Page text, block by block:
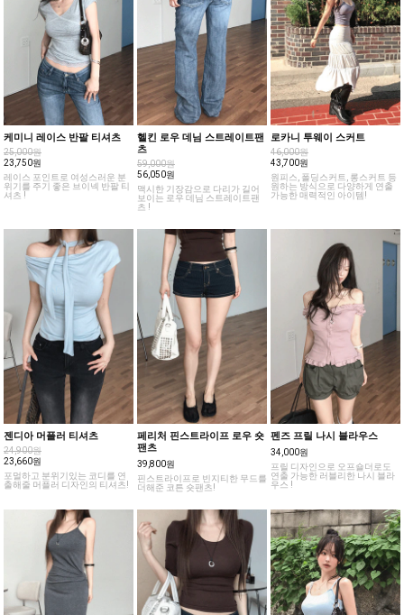
케미니 레이스 반팔 티셔츠
25,000원
23,750원
레이스 포인트로 여성스러운 분
위기를 주기 좋은 브이넥 반팔 티
셔츠 !
헬킨 로우 데님 스트레이트팬
츠
59,000원
56,050원
맥시한 기장감으로 다리가 길어
보이는 로우 데님 스트레이트팬
츠 !
로카니 투웨이 스커트
46,000원
43,700원
원피스, 폴딩스커트, 롱스커트 등
원하는 방식으로 다양하게 연출
가능한 매력적인 아이템!
젠디아 머플러 티셔츠
24,900원
23,660원
포멀하고 분위기있는 코디를 연
출해줄 머플러 디자인의 티셔츠!
페리처 핀스트라이프 로우 숏
팬츠
39,800원
핀스트라이프로 빈지티한 무드를
더해준 코튼 숏팬츠!
펜즈 프릴 나시 블라우스
34,000원
프릴 디자인으로 오프숄더로도
연출 가능한 러블리한 나시 블라
우스 !